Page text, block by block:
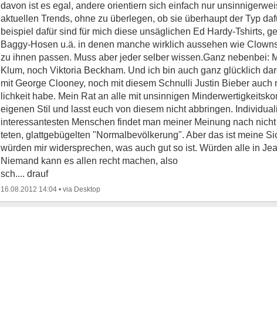
davon ist es egal, andere orientiern sich einfach nur
aktuellen Trends, ohne zu überlegen, ob sie überhaupt der Typ
beispiel dafür sind für mich diese unsäglichen Ed Hardy-Tshirts,
Baggy-Hosen u.ä. in denen manche wirklich aussehen wie
zu ihnen passen. Muss aber jeder selber wissen.Ganz nebenbei:
Klum, noch Viktoria Beckham. Und ich bin auch ganz glücklich
mit George Clooney, noch mit diesem Schnulli Justin Bieber auch
lichkeit habe. Mein Rat an alle mit unsinnigen
eigenen Stil und lasst euch von diesem nicht abbringen.
interessantesten Menschen findet man meiner Meinung nach
teten, glattgebügelten "Normalbevölkerung". Aber das ist meine
würden mir widersprechen, was auch gut so ist. Würden alle in
Niemand kann es allen recht machen, also
sch.... drauf
16.08.2012 14:04 •